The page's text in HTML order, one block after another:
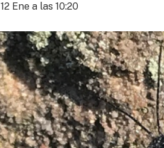
12 Ene a las 10:20